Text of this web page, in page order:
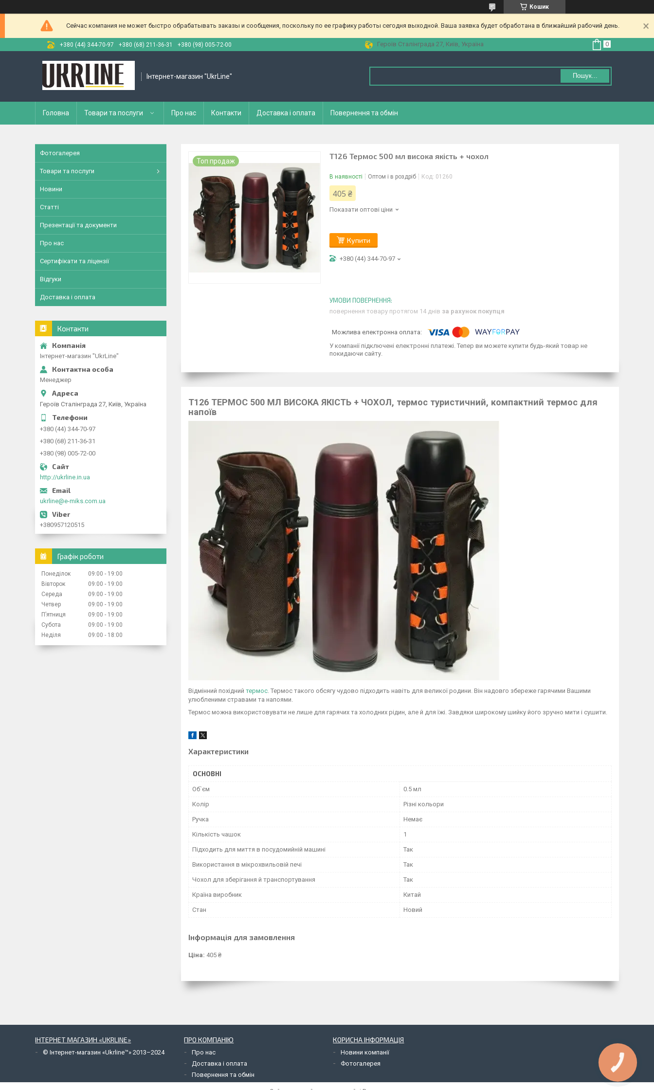
Кошик
Сейчас компания не может быстро обрабатывать заказы и сообщения, поскольку по ее графику работы сегодня выходной. Ваша заявка будет обработана в ближайший рабочий день.
+380 (44) 344-70-97 +380 (68) 211-36-31 +380 (98) 005-72-00 Героїв Сталінграда 27, Київ, Україна
Інтернет-магазин "UkrLine" Пошук...
Головна Товари та послуги Про нас Контакти Доставка і оплата Повернення та обмін
Топ продаж
T126 Термос 500 мл висока якість + чохол
В наявності Оптом і в роздріб Код: 01260
405 ₴
Показати оптові ціни
Купити
+380 (44) 344-70-97
повернення товару протягом 14 днів за рахунок покупця
У компанії підключені електронні платежі. Тепер ви можете купити будь-який товар не
покидаючи сайту.
T126 ТЕРМОС 500 МЛ ВИСОКА ЯКІСТЬ + ЧОХОЛ, термос туристичний, компактний термос для
напоїв
Відмінний похідний термос . Термос такого обсягу чудово підходить навіть для великої родини. Він надовго збереже гарячими Вашими
улюбленими стравами та напоями.
Термос можна використовувати не лише для гарячих та холодних рідин, але й для їжі. Завдяки широкому шийку його зручно мити і сушити.
Характеристики
ОСНОВНІ
Об`єм 0.5 мл
Колір Різні кольори
Ручка Немає
Кількість чашок 1
Підходить для миття в посудомийній машині Так
Використання в мікрохвильовій печі Так
Чохол для зберігання й транспортування Так
Країна виробник Китай
Стан Новий
Інформація для замовлення
Ціна: 405 ₴
Фотогалерея
Товари та послуги
Новини
Статті
Презентації та документи
Про нас
Сертифікати та ліцензії
Відгуки
Доставка і оплата
Контакти
Інтернет-магазин "UkrLine"
Менеджер
Героїв Сталінграда 27, Київ, Україна
+380 (44) 344-70-97
+380 (68) 211-36-31
+380 (98) 005-72-00
http://ukrline.in.ua
ukrline@e-miks.com.ua
+380957120515
Графік роботи
Понеділок 09:00
19:00
Вівторок
09:00
19:00
Середа
09:00
19:00
Четвер
09:00
19:00
Пʼятниця
09:00
19:00
Субота
09:00
19:00
Неділя
09:00 18:00
ІНТЕРНЕТ МАГАЗИН «UKRLINE»
© Інтернет-магазин «Ukrline™» 2013–2024
ПРО КОМПАНІЮ
Про нас
Доставка і оплата
Повернення та обмін
КОРИСНА ІНФОРМАЦІЯ
Новини компанії
Фотогалерея